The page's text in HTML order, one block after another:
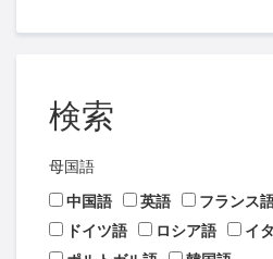
検索
母国語
中国語
英語 フランス
ドイツ語
ロシア語 イ